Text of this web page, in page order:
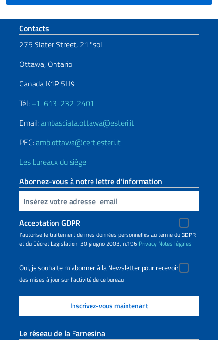
Section de pied de page
Contacts
275 Slater Street, 21°sol
Ottawa, Ontario
Canada K1P 5H9
Tél: +1-613-232-2401
Email:ambasciata.ottawa@esteri.it
PEC:amb.ottawa@cert.esteri.it
Les bureaux du siège
Abonnez-vous à notre lettre d’information
Insert your email
Acceptation GDPR
J’autorise le traitement de mes données personnelles au terme du GDPR
et du Décret Legislation 30 giugno 2003, n.196 Privacy Notes légales
Oui, je souhaite m'abonner à la Newsletter pour recevoir
des mises à jour sur l'activité de ce bureau
Le réseau de la Farnesina